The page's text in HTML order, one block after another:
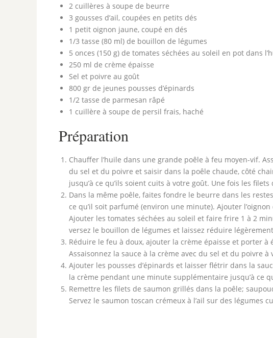
2 cuillères à soupe de beurre
3 gousses d’ail, coupées en petits dés
1 petit oignon jaune, coupé en dés
1/3 tasse (80 ml) de bouillon de légumes
5 onces (150 g) de tomates séchées au soleil en pot dans
250 ml de crème épaisse
Sel et poivre au goût
800 gr de jeunes pousses d’épinards
1/2 tasse de parmesan râpé
1 cuillère à soupe de persil frais, haché
Préparation
Chauffer l’huile dans une grande poêle à feu moyen-vif.
du sel et du poivre et saisir dans la poêle chaude, côté
jusqu’à ce qu’ils soient cuits à votre goût. Une fois les
Dans la même poêle, faites fondre le beurre dans les
ce qu’il soit parfumé (environ une minute). Ajouter
Ajouter les tomates séchées au soleil et faire frire 1 à 2
versez le bouillon de légumes et laissez réduire
Réduire le feu à doux, ajouter la crème épaisse et porter
Assaisonnez la sauce à la crème avec du sel et du poivre à
Ajouter les pousses d’épinards et laisser flétrir dans la
la crème pendant une minute supplémentaire jusqu’à ce
Remettre les filets de saumon grillés dans la poêle;
Servez le saumon toscan crémeux à l’ail sur des légumes